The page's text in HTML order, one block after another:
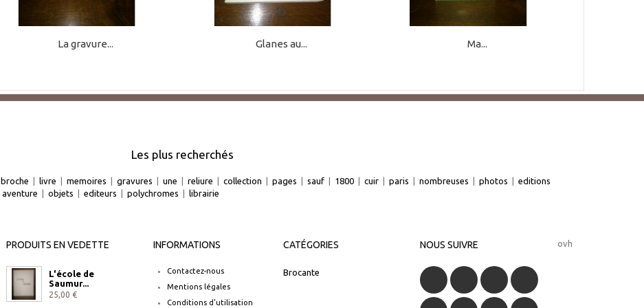
La gravure... Glanes au... Ma...
Les plus recherchés
broche | livre | memoires | gravures | une | reliure | collection | pages | sauf | 1800 | cuir | paris | nombreuses | photos | editions
aventure | objets | editeurs | polychromes | librairie
PRODUITS EN VEDETTE
L'école de
Saumur...
25,00 €
INFORMATIONS
Contactez-nous
Mentions légales
Conditions d'utilisation
CATÉGORIES
Brocante
NOUS SUIVRE ovh